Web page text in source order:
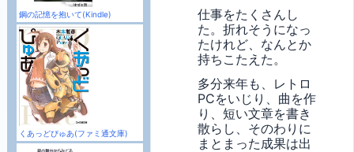
鋼の記憶を抱いて(Kindle)
くあっどぴゅあ(ファミ通文庫)
仕事をたくさんし
た。折れそうになっ
たけれど、なんとか
持ちこたえた。
多分来年も、レトロ
PCをいじり、曲を作
り、短い文章を書き
散らし、そのわりに
まとまった成果は出